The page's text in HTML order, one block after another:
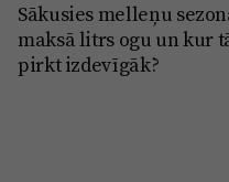
Sākusies melleņu
maksā litrs ogu un kur
pirkt izdevīgāk?